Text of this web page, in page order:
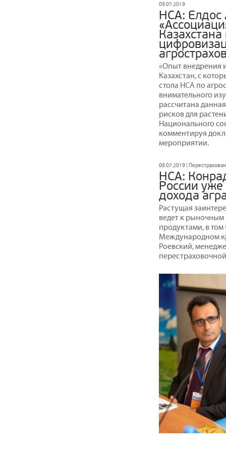
09.07.2019
НСА: Елдос
«Опыт внедрения
Казахстан, с
стола НСА по
внимательного
рассчитана
рисков для
Национального
комментируя
мероприятии.
08.07.2019 |
НСА:
России уже
дохода
Растущая
ведет к рыночным
продуктами, в том
Международном
Роевский,